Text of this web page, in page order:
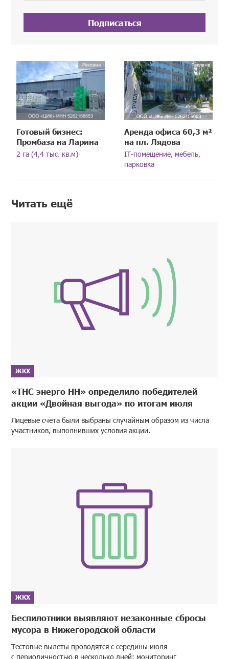
Подписаться
Готовый бизнес:
Промбаза на Ларина
2 га (4,4 тыс. кв.м)
Аренда офиса 60,3 м²
на пл. Лядова
IT-помещение, мебель,
парковка
Читать ещё
ЖКХ
«ТНС энерго НН» определило победителей
акции «Двойная выгода» по итогам июля
Лицевые счета были выбраны случайным образом из числа
участников, выполнивших условия акции.
ЖКХ
Беспилотники выявляют незаконные сбросы
мусора в Нижегородской области
Тестовые вылеты проводятся с середины июля
с периодичностью в несколько дней: мониторинг